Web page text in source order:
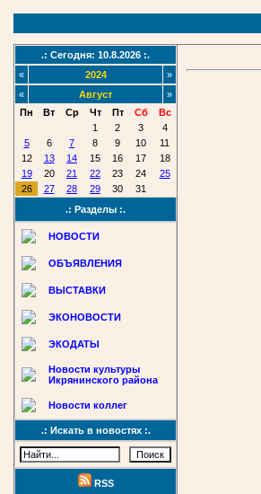
.: Сегодня: 10.8.2026 :.
«
2024
»
«
Август
»
Пн
Вт Ср Чт Пт Сб
Вс
1
2 3
4
5
6 7 8 9 10
11
12
13 14 15 16 17
18
19
20 21 22 23 24
25
26
27 28 29 30
31
.: Разделы :.
НОВОСТИ
ОБЪЯВЛЕНИЯ
ВЫСТАВКИ
ЭКОНОВОСТИ
ЭКОДАТЫ
Новости культуры
Икрянинского района
Новости коллег
.: Искать в новостях :.
RSS